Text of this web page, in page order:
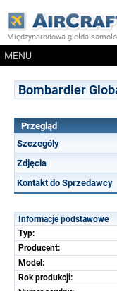
Międzynarodowa giełda
MENU
Bombardier
Przegląd
Szczególy
Zdjęcia
Kontakt do Sprzedawcy
Informacje podstawowe
Typ:
Producent:
Model:
Rok produkcji: